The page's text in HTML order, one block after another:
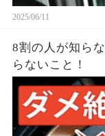
2025/06/11
8割の人が知ら
らないこと！